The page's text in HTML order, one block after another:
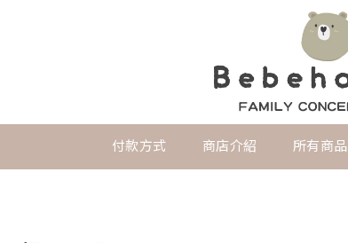
付款方式 商店介紹 所有商品